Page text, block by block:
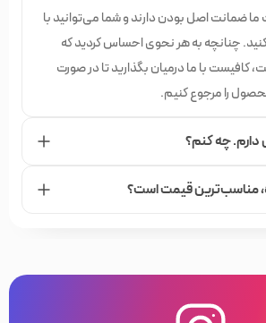
ضمانت اصل بودن دارند و شما می‌توانید با
چنانچه به هر نحوی احساس کردید که
با ما درمیان بگذارید تا در صورت
را مرجوع کنیم.
دارم. چه کنم؟
مناسب‌ترین قیمت است؟